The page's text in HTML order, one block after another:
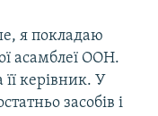
я покладаю
асамблеї ООН.
її керівник. У
засобів і